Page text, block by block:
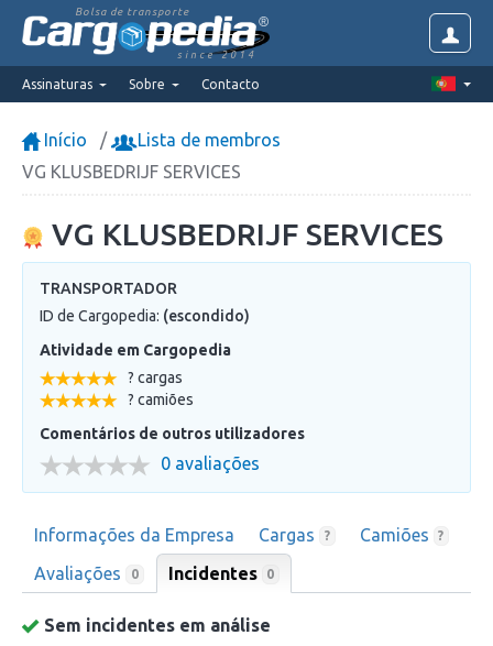
Bolsa de transporte
since 2014
Assinaturas Sobre Contacto
Início
Lista de membros
VG KLUSBEDRIJF SERVICES
VG KLUSBEDRIJF SERVICES
TRANSPORTADOR
ID de Cargopedia: (escondido)
Atividade em Cargopedia
? cargas
? camiões
Comentários de outros utilizadores
0 avaliações
Informações da Empresa Cargas ? Camiões ?
Avaliações 0 Incidentes 0
Sem incidentes em análise